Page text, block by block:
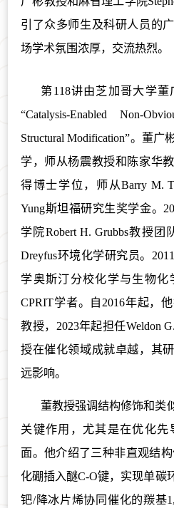
引了众多师生及科研人员的
场学术氛围浓厚，交流热烈。
第118讲由芝加哥大学
“Catalysis-Enabled Non-
Structural Modification”。董
学，师从杨震教授和陈家华
得博士学位 ， 师从Barry M.
Yung斯坦福研究生奖学金。
学院Robert H. Grubbs教授团
Dreyfus环境化学研究员。
学奥斯汀分校化学与生物化
CPRIT学者。自2016年起，
教授，2023年起担任Weldon
授在催化领域成就卓越，其
远影响。
董教授强调结构修饰和类
关键作用，尤其是在优化
面。他介绍了三种非直观结
化硼插入醚C-O键，实现单碳
钯/降冰片烯协同催化的羰基